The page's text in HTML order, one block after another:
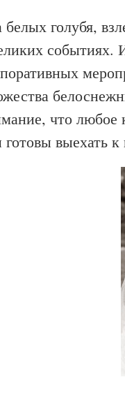
белых голубя,
что любое
готовы выехать